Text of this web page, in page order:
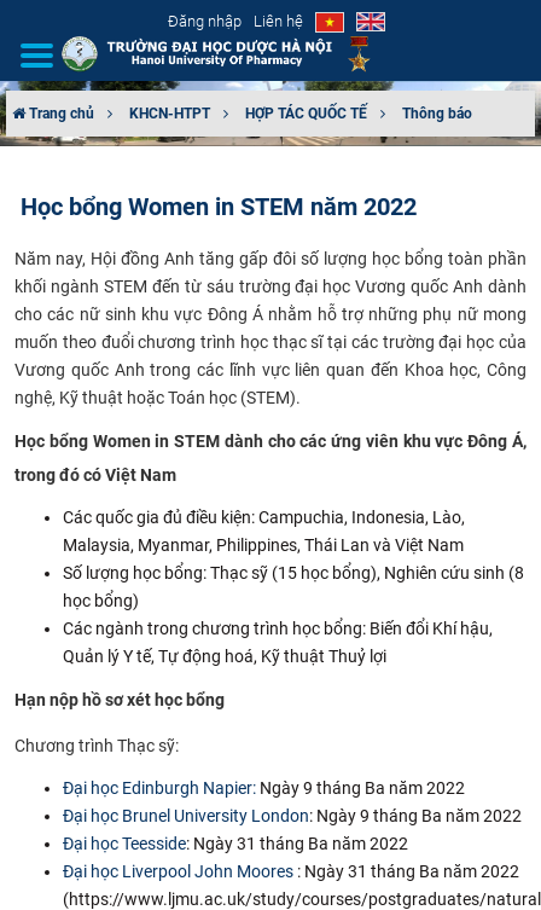
Đăng nhập Liên hệ
CƠ CẤU TỔ CHỨC
TUYỂN SINH
ĐÀO TẠO
ĐẢM BẢO CHẤT LƯỢNG
KHOA HỌC CÔNG NGHỆ
HTQT
CỰU NGƯỜI HỌC
Trang chủ KHCN-HTPT HỢP TÁC QUỐC TẾ Thông báo
Học bổng Women in STEM năm 2022
Năm nay, Hội đồng Anh tăng gấp đôi số lượng học bổng toàn phần
khối ngành STEM đến từ sáu trường đại học Vương quốc Anh dành
cho các nữ sinh khu vực Đông Á nhằm hỗ trợ những phụ nữ mong
muốn theo đuổi chương trình học thạc sĩ tại các trường đại học của
Vương quốc Anh trong các lĩnh vực liên quan đến Khoa học, Công
nghệ, Kỹ thuật hoặc Toán học (STEM).
Học bổng Women in STEM dành cho các ứng viên khu vực Đông Á,
trong đó có Việt Nam
Các quốc gia đủ điều kiện: Campuchia, Indonesia, Lào,
Malaysia, Myanmar, Philippines, Thái Lan và Việt Nam
Số lượng học bổng: Thạc sỹ (15 học bổng), Nghiên cứu sinh (8
học bổng)
Các ngành trong chương trình học bổng: Biến đổi Khí hậu,
Quản lý Y tế, Tự động hoá, Kỹ thuật Thuỷ lợi
Hạn nộp hồ sơ xét học bổng
Chương trình Thạc sỹ:
Đại học Edinburgh Napier: Ngày 9 tháng Ba năm 2022
Đại học Brunel University London: Ngày 9 tháng Ba năm 2022
Đại học Teesside: Ngày 31 tháng Ba năm 2022
Đại học Liverpool John Moores : Ngày 31 tháng Ba năm 2022
(https://www.ljmu.ac.uk/study/courses/postgraduates/